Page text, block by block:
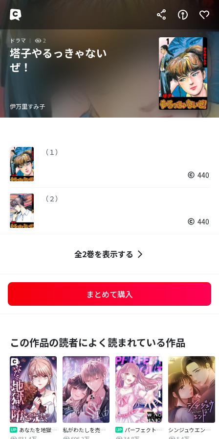
ドラマ 2
塔子やるっきゃない
ぜ！
伊万里すみ子
（１）
440
（２）
440
全2巻を表示する
まとめて購入
この作品の読者によく読まれている作品
あなたを地獄に堕とすまで
私がわたしを売る理由
パーフェクトグリッター
シンジュウエンド【タテヨミ】